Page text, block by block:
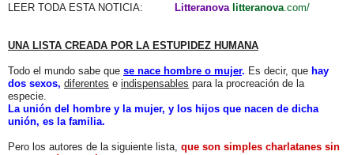
LEER TODA ESTA NOTICIA: Litteranova litteranova .com/
UNA LISTA CREADA POR LA ESTUPIDEZ HUMANA
Todo el mundo sabe que se nace hombre o mujer. Es decir, que hay
dos sexos, diferentes e indispensables para la procreación de la
especie.
La unión del hombre y la mujer, y los hijos que nacen de dicha
unión, es la familia.
Pero los autores de la siguiente lista, que son simples charlatanes sin